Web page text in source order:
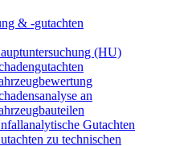
& -gutachten
(HU)
an
Gutachten
zu technischen